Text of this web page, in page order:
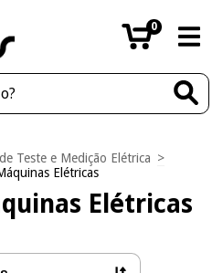
0
Teste e Medição Elétrica >
Elétricas
Elétricas